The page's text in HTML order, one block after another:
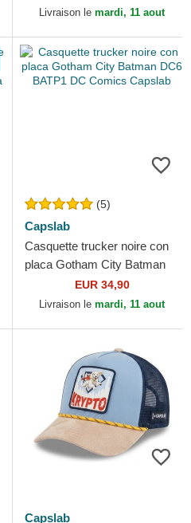
Capslab
Livraison le mardi, 11 aout
(5)
Capslab
Casquette trucker noire con
placa Gotham City Batman
DC6 BATP1 DC Comics
Capslab
EUR 34,90
Livraison le mardi, 11 aout
Capslab